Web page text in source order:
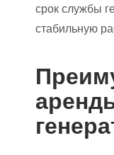
срок службы
стабильную